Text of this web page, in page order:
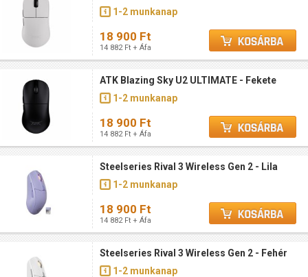
1-2 munkanap
18 900 Ft
14 882 Ft + Áfa
ATK Blazing Sky U2 ULTIMATE - Fekete
1-2 munkanap
18 900 Ft
14 882 Ft + Áfa
Steelseries Rival 3 Wireless Gen 2 - Lila
1-2 munkanap
18 900 Ft
14 882 Ft + Áfa
Steelseries Rival 3 Wireless Gen 2 - Fehér
1-2 munkanap